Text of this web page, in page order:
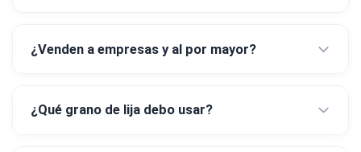
¿Venden a empresas y al por mayor?
¿Qué grano de lija debo usar?